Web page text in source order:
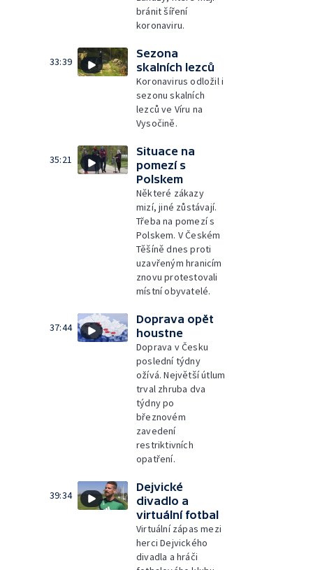
bránit šíření
koronaviru.
33:39
Sezona
skalních lezců
Koronavirus odložil i
sezonu skalních
lezců ve Víru na
Vysočině.
35:21
Situace na
pomezí s
Polskem
Některé zákazy
mizí, jiné zůstávají.
Třeba na pomezí s
Polskem. V Českém
Těšíně dnes proti
uzavřeným hranicím
znovu protestovali
místní obyvatelé.
37:44
Doprava opět
houstne
Doprava v Česku
poslední týdny
ožívá. Největší útlum
trval zhruba dva
týdny po
březnovém
zavedení
restriktivních
opatření.
39:34
Dejvické
divadlo a
virtuální fotbal
Virtuální zápas mezi
herci Dejvického
divadla a hráči